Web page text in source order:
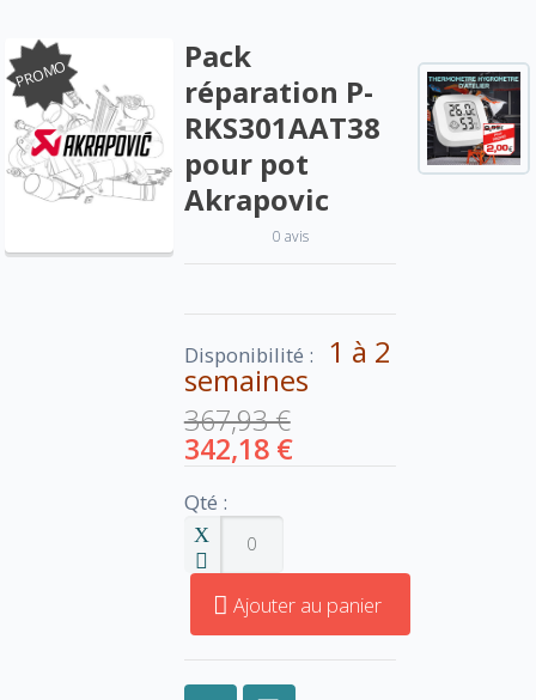
PROMO
Pack
réparation P-
RKS301AAT38
pour pot
Akrapovic
0 avis
Disponibilité : 1 à 2
semaines
367,93 €
342,18 €
Qté :
Ajouter au panier